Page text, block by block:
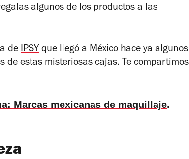
algunos de los productos a las
de IPSY que llegó a México hace ya algunos
de estas misteriosas cajas. Te compartimos
Marcas mexicanas de maquillaje.